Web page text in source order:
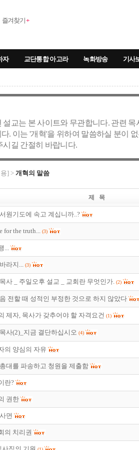
즐겨찾기+
자 교단통합 아고라 녹화방송 기사
설교는 본 사이트와 무관합니다. 관련
. 이는 '개혁'을 위하여 말씀하실 분이
시길 간절히 바랍니다.
] > 개혁의 말씀
제 목
원기도에 속고 계십니까..?
for the truth... (3)
...
라지... (3)
사 _ 주일오후 설교 _ 교회란 무엇인가. (2)
전할 때 성적인 부정한 것으로 하지 않았다
제자, 목사가 갖추어야 할 자격요건 (1)
사(2)_지금 결단하십시오 (4)
의 양심의 자유
대를 파송하고 청원을 제출함
란?
권한
면
의 치리권